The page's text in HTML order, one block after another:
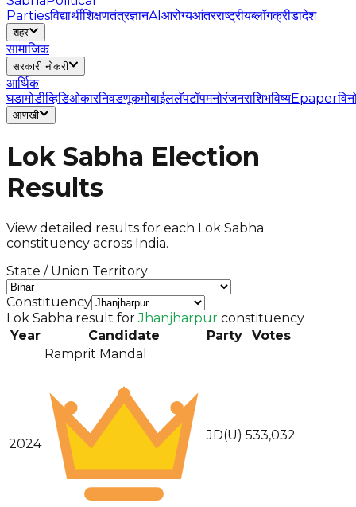
Partiesविद्यार्थीशिक्षणतंत्रज्ञानAIआरोग्यआंतरराष्ट्रीयब्लॉगक्रीडादेश
शहर
सामाजिक
सरकारी नोकरी
आर्थिक
घडामोडीव्हिडिओकारनिवडणूकमोबाईललॅपटॉपमनोरंजनराशिभविष्यEpaper
आणखी
Lok Sabha Election
Results
View detailed results for each Lok Sabha
constituency across India.
State / Union Territory
Constituency
Lok Sabha result for Jhanjharpur constituency
Year
Candidate Party Votes
2024
Ramprit Mandal
JD(U) 533,032